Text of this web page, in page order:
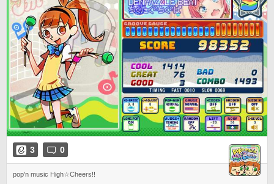
3 0
pop'n music High☆Cheers!!